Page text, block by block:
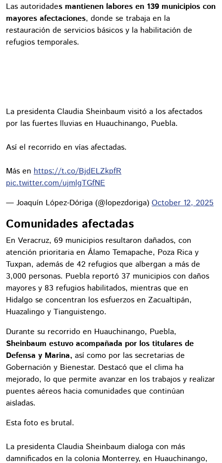
Las autoridades mantienen labores en 139 municipios con
mayores afectaciones, donde se trabaja en la
restauración de servicios básicos y la habilitación de
refugios temporales.
La presidenta Claudia Sheinbaum visitó a los afectados
por las fuertes lluvias en Huauchinango, Puebla.
Así el recorrido en vías afectadas.
Más en https://t.co/BjdELZkpfR
pic.twitter.com/ujmlgTGfNE
— Joaquín López-Dóriga (@lopezdoriga) October 12, 2025
Comunidades afectadas
En Veracruz, 69 municipios resultaron dañados, con
atención prioritaria en Álamo Temapache, Poza Rica y
Tuxpan, además de 42 refugios que albergan a más de
3,000 personas. Puebla reportó 37 municipios con daños
mayores y 83 refugios habilitados, mientras que en
Hidalgo se concentran los esfuerzos en Zacualtipán,
Huazalingo y Tianguistengo.
Durante su recorrido en Huauchinango, Puebla,
Sheinbaum estuvo acompañada por los titulares de
Defensa y Marina, así como por las secretarias de
Gobernación y Bienestar. Destacó que el clima ha
mejorado, lo que permite avanzar en los trabajos y realizar
puentes aéreos hacia comunidades que continúan
aisladas.
Esta foto es brutal.
La presidenta Claudia Sheinbaum dialoga con más
damnificados en la colonia Monterrey, en Huauchinango,